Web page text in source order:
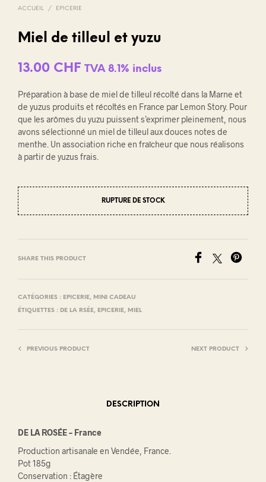
ACCUEIL / EPICERIE
Miel de tilleul et yuzu
13.00 CHF TVA 8.1% inclus
Préparation à base de miel de tilleul récolté dans la Marne et
de yuzus produits et récoltés en France par Lemon Story. Pour
que les arômes du yuzu puissent s’exprimer pleinement, nous
avons sélectionné un miel de tilleul aux douces notes de
menthe. Un association riche en fraîcheur que nous réalisons
à partir de yuzus frais.
RUPTURE DE STOCK
SHARE THIS PRODUCT
CATÉGORIES : EPICERIE, MINI CADEAU
ÉTIQUETTES : DE LA RSÉE, EPICERIE, MIEL
PREVIOUS PRODUCT NEXT PRODUCT
DESCRIPTION
DE LA ROSÉE – France
Production artisanale en Vendée, France.
Pot 185g
Conservation : Étagère